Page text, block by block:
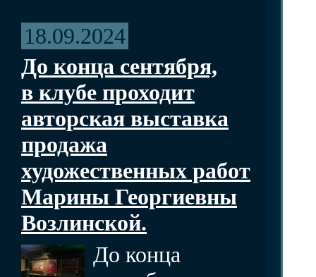
18.09.2024
До конца сентября,
в клубе проходит
авторская выставка
продажа
художественных работ
Марины Георгиевны
Возлинской.
До конца